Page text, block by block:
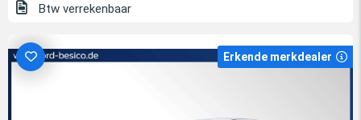
Btw verrekenbaar
Erkende merkdealer